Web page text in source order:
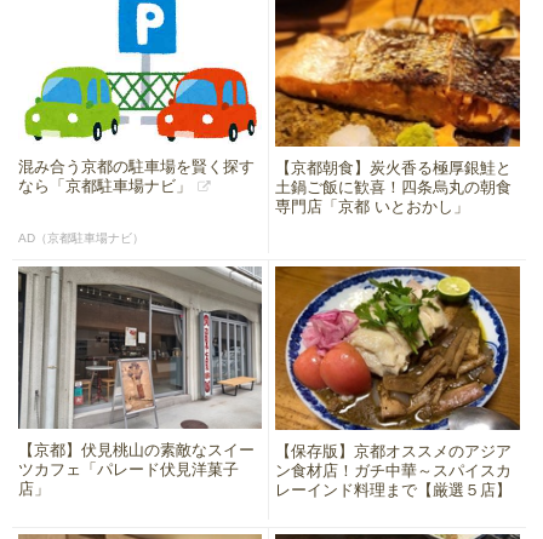
混み合う京都の駐車場を賢く探す
なら「京都駐車場ナビ」
AD（京都駐車場ナビ）
【京都朝食】炭火香る極厚銀鮭と
土鍋ご飯に歓喜！四条烏丸の朝食
専門店「京都 いとおかし」
【京都】伏見桃山の素敵なスイー
ツカフェ「パレード伏見洋菓子
店」
【保存版】京都オススメのアジア
ン食材店！ガチ中華～スパイスカ
レーインド料理まで【厳選５店】